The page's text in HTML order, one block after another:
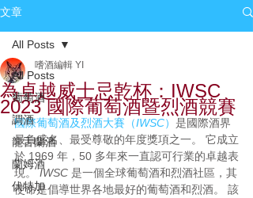
文章
All Posts
葡萄酒
調酒
龍舌蘭酒
蘭姆酒
伏特加
All Posts
為卓越威士忌乾杯：IWSC
2023 國際葡萄酒暨烈酒競賽
嗜酒編輯 YI
國際葡萄酒及烈酒大賽（IWSC） 是國際酒界
最負盛名、最受尊敬的年度獎項之一。 它成立
於 1969 年，50 多年來一直認可行業的卓越表
現。 IWSC 是一個全球葡萄酒和烈酒社區，其
使命是倡導世界各地最好的葡萄酒和烈酒。 該